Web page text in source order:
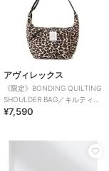
アヴィレックス
《限定》BONDING QUILTING
SHOULDER BAG／キルティン
グショルダーバッグ
¥7,590